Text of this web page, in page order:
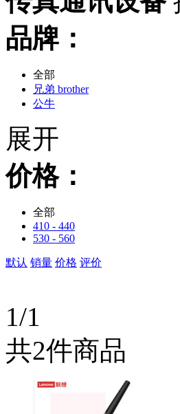
品牌：
全部
兄弟 brother
公牛
展开
价格：
全部
410 - 440
530 - 560
默认 销量 价格 评价
1/1
共2件商品